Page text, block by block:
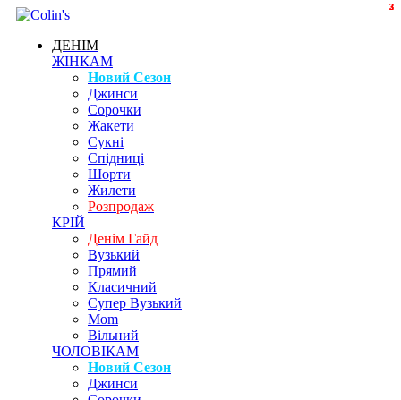
ДЕНІМ
ЖІНКАМ
Новий Сезон
Джинси
Сорочки
Жакети
Сукні
Спідниці
Шорти
Жилети
Розпродаж
КРІЙ
Денім Гайд
Вузький
Прямий
Класичний
Супер Вузький
Mom
Вільний
ЧОЛОВІКАМ
Новий Сезон
Джинси
3
3
2